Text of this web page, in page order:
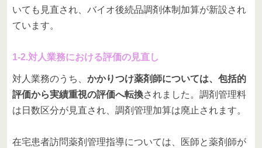
いても見直され、バイオ後続品調剤体制加算が新設され
ています。
1-2.対人業務における評価の見直し
対人業務のうち、 かかりつけ薬剤師については、包括的
評価から実績重視の評価へ転換されました。調剤管理料
は日数区分が見直され、調剤管理加算は廃止されます。
在宅患者訪問薬剤管理指導については、医師と薬剤師が